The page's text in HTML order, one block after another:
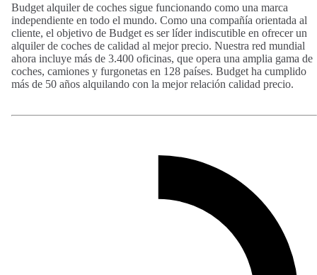
Budget alquiler de coches sigue funcionando como una marca
independiente en todo el mundo. Como una compañía orientada al
cliente, el objetivo de Budget es ser líder indiscutible en ofrecer un
alquiler de coches de calidad al mejor precio. Nuestra red mundial
ahora incluye más de 3.400 oficinas, que opera una amplia gama de
coches, camiones y furgonetas en 128 países. Budget ha cumplido
más de 50 años alquilando con la mejor relación calidad precio.